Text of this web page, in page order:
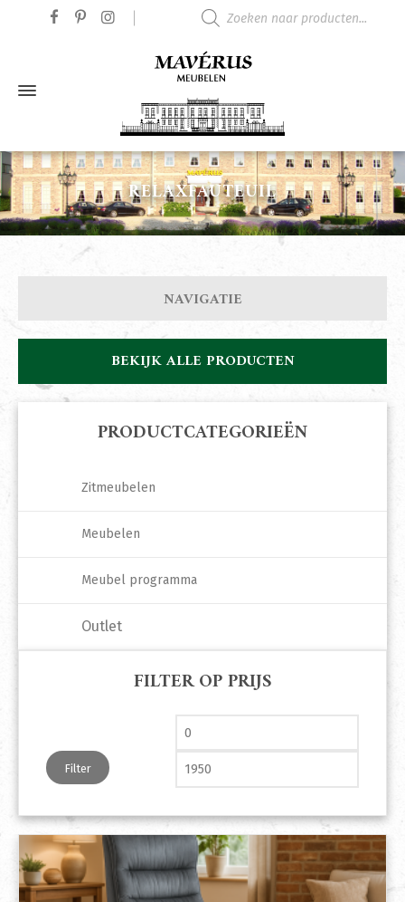
RELAXFAUTEUIL
NAVIGATIE
BEKIJK ALLE PRODUCTEN
PRODUCTCATEGORIEËN
Zitmeubelen
Meubelen
Meubel programma
Outlet
FILTER OP PRIJS
Min. prijs
Filter